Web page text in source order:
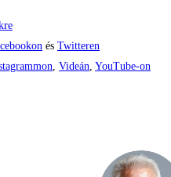
és Twitteren
Videán YouTube-on